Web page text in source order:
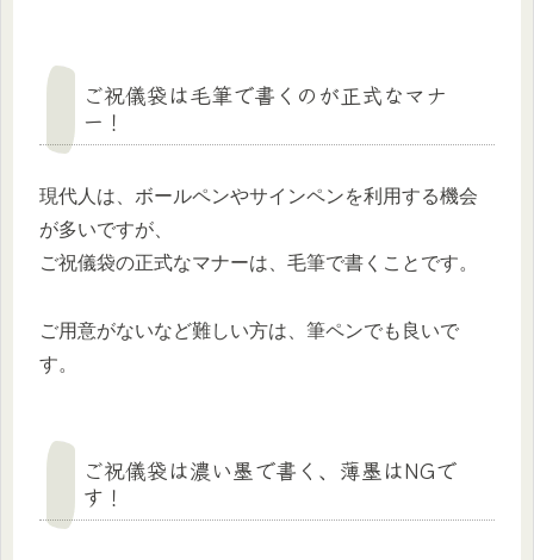
ご祝儀袋は毛筆で書くのが正式なマナ
ー！
現代人は、ボールペンやサインペンを利用する機会
が多いですが、
ご祝儀袋の正式なマナーは、毛筆で書くことです。
ご用意がないなど難しい方は、筆ペンでも良いで
す。
ご祝儀袋は濃い墨で書く、薄墨はNGで
す！